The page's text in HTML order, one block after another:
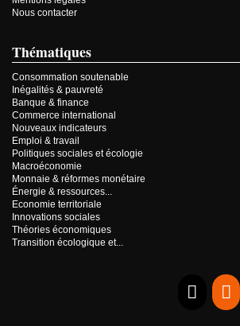
Nous contacter
Thématiques
Consommation soutenable
Inégalités & pauvreté
Banque & finance
Commerce international
Nouveaux indicateurs
Emploi & travail
Politiques sociales et écologie
Macroéconomie
Monnaie & réformes monétaire
Énergie & ressources...
Economie territoriale
Innovations sociales
Théories économiques
Transition écologique et...